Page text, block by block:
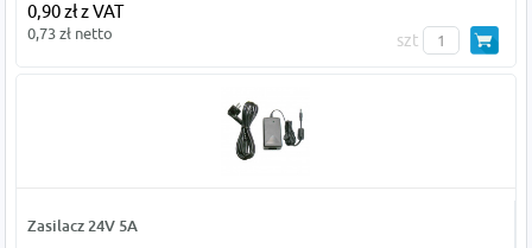
0,90 zł z VAT
0,73 zł netto szt
Zasilacz 24V 5A